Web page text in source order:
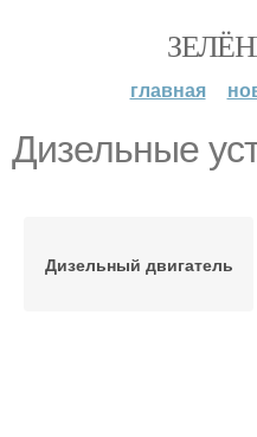
главная
Дизельные
Дизельный двигатель